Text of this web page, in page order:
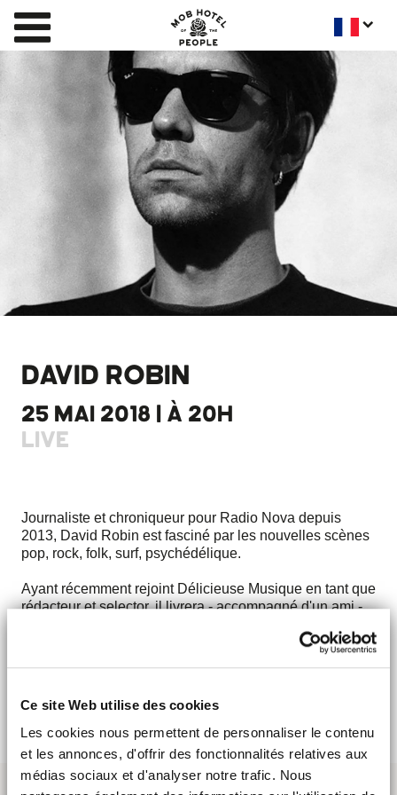
Ce site Web utilise des cookies
Les cookies nous permettent de personnaliser le contenu
et les annonces, d'offrir des fonctionnalités relatives aux
médias sociaux et d'analyser notre trafic. Nous
DAVID ROBIN
25 MAI 2018 | À 20H
LIVE
Journaliste et chroniqueur pour Radio Nova depuis
2013, David Robin est fasciné par les nouvelles scènes
pop, rock, folk, surf, psychédélique.
Ayant récemment rejoint Délicieuse Musique en tant que
rédacteur et selector, il livrera - accompagné d'un ami -
températures hivernales le temps d'une soirée.